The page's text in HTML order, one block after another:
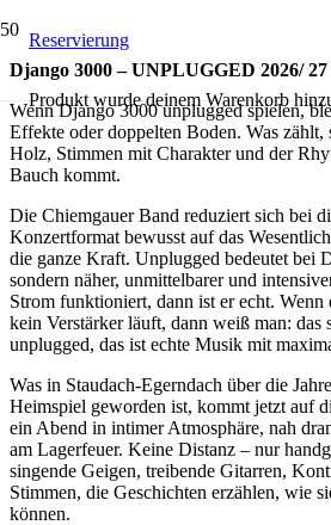
Reservierung
Produkt wurde deinem Warenkorb
Django 3000 – UNPLUGGED 2026/ 27
Wenn Django 3000 unplugged spielen,
Effekte oder doppelten Boden. Was zählt,
Holz, Stimmen mit Charakter und der
Bauch kommt.
Die Chiemgauer Band reduziert sich bei
Konzertformat bewusst auf das
die ganze Kraft. Unplugged bedeutet bei
sondern näher, unmittelbarer und
Strom funktioniert, dann ist er echt.
kein Verstärker läuft, dann weiß man: das
unplugged, das ist echte Musik mit
Was in Staudach-Egerndach über die
Heimspiel geworden ist, kommt jetzt auf
ein Abend in intimer Atmosphäre, nah
am Lagerfeuer. Keine Distanz – nur
singende Geigen, treibende Gitarren,
Stimmen, die Geschichten erzählen, wie
können.